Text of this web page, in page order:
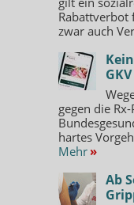
Rabattverbot
zwar auch
gegen die
hartes
Mehr »
Ab